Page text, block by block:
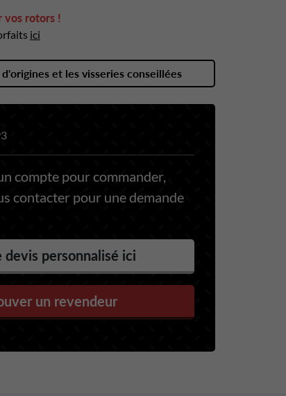
vos rotors !
ici
et les visseries conseillées
compte pour commander,
contacter pour une demande
devis personnalisé ici
un revendeur